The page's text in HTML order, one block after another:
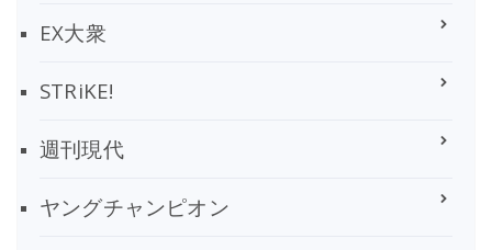
EX大衆
STRiKE!
週刊現代
ヤングチャンピオン